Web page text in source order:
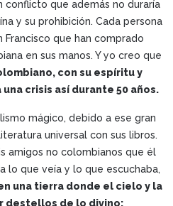
que además no duraría
y su prohibición. Cada persona
Francisco que han comprado
en sus manos. Y yo creo que
con su espíritu y
crisis así durante 50 años.
mágico, debido a ese gran
universal con sus libros.
amigos no colombianos que él
lo que veía y lo que escuchaba,
una tierra donde el cielo y la
destellos de lo divino: